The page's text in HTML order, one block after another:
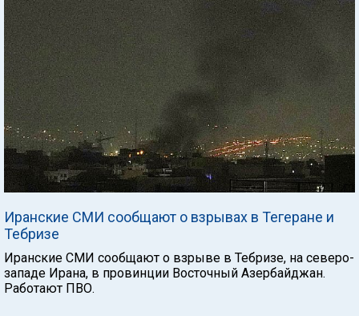
Иранские СМИ сообщают о взрывах в Тегеране и
Тебризе
Иранские СМИ сообщают о взрыве в Тебризе, на северо-
западе Ирана, в провинции Восточный Азербайджан.
Работают ПВО.